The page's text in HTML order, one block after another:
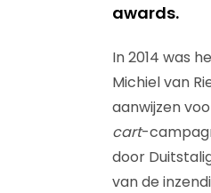
awards.
In 2014 was
Michiel van
aanwijzen
cart-
door
van de